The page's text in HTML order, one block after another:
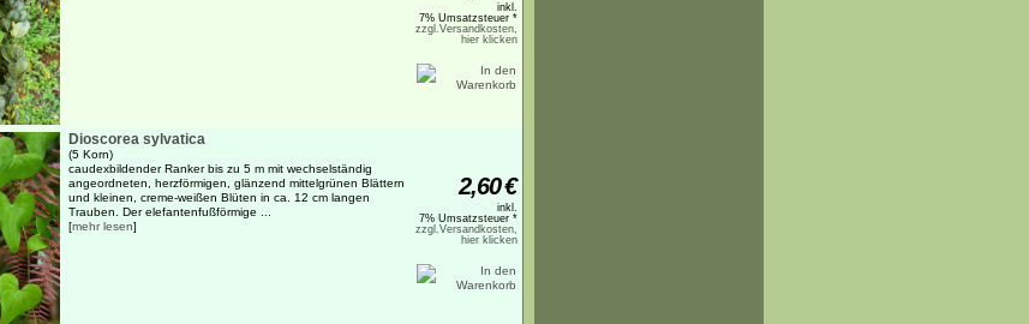
inkl.
7% Umsatzsteuer *
zzgl.Versandkosten,
hier klicken
Dioscorea sylvatica
(5 Korn)
caudexbildender Ranker bis zu 5 m mit wechselständig
angeordneten, herzförmigen, glänzend mittelgrünen Blättern
und kleinen, creme-weißen Blüten in ca. 12 cm langen
Trauben. Der elefantenfußförmige ...
[mehr lesen]
2,60€
inkl.
7% Umsatzsteuer *
zzgl.Versandkosten,
hier klicken